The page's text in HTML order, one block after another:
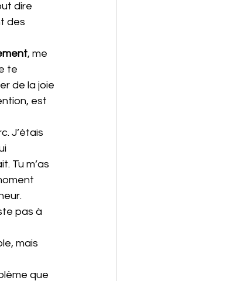
dire
des
, me
te
de la joie
est
J’étais
Tu m’as
pas à
mais
que